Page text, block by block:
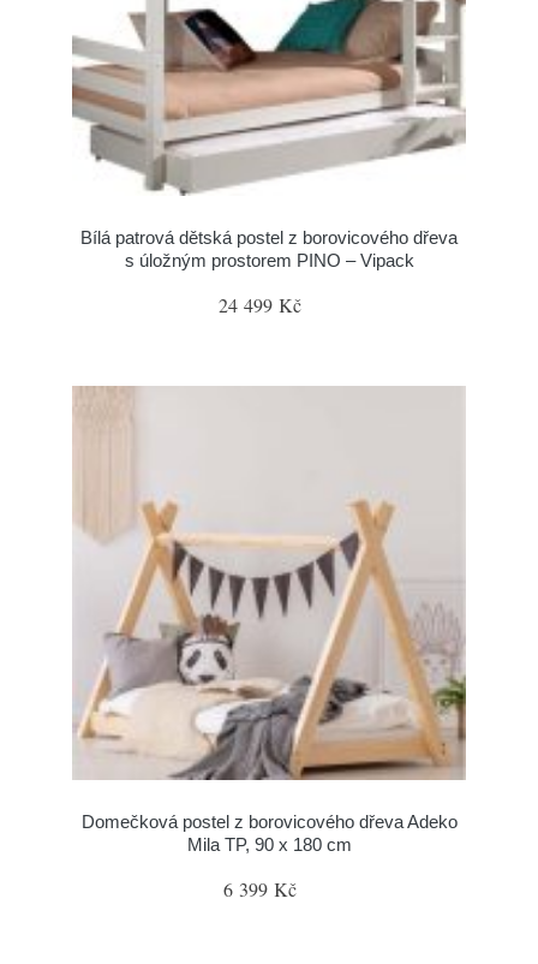
Bílá patrová dětská postel z borovicového dřeva
s úložným prostorem PINO – Vipack
24 499 Kč
Domečková postel z borovicového dřeva Adeko
Mila TP, 90 x 180 cm
6 399 Kč